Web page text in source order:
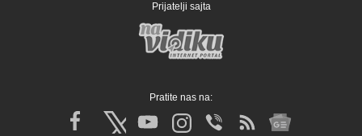
Prijatelji sajta
Pratite nas na: